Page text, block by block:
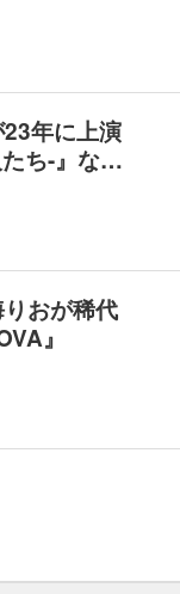
年に上演
ち-』な…
おが稀代
』